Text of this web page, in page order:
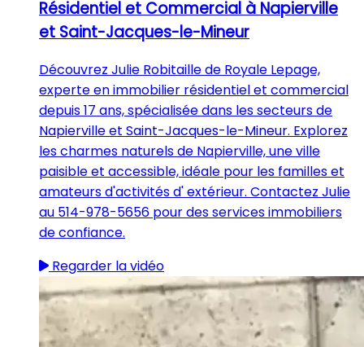
Résidentiel et Commercial à Napierville
et Saint-Jacques-le-Mineur
Découvrez Julie Robitaille de Royale Lepage,
experte en immobilier résidentiel et commercial
depuis 17 ans, spécialisée dans les secteurs de
Napierville et Saint-Jacques-le-Mineur. Explorez
les charmes naturels de Napierville, une ville
paisible et accessible, idéale pour les familles et
amateurs d'activités d' extérieur. Contactez Julie
au 514-978-5656 pour des services immobiliers
de confiance.
Regarder la vidéo